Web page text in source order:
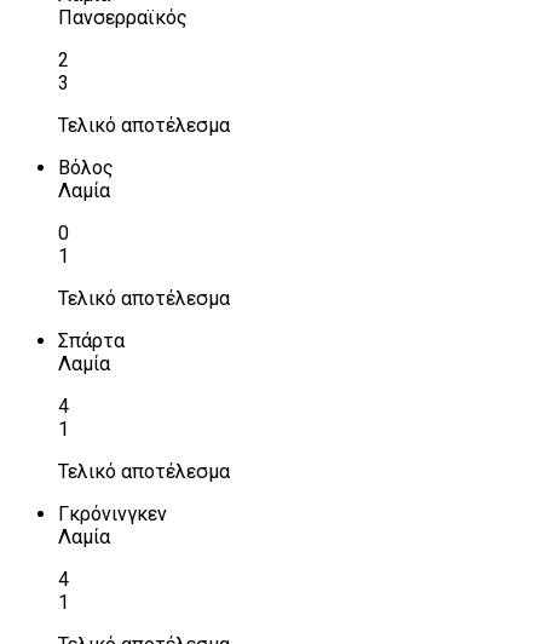
Πανσερραϊκός
2
3
Τελικό αποτέλεσμα
Βόλος
Λαμία
0
1
Τελικό αποτέλεσμα
Σπάρτα
Λαμία
4
1
Τελικό αποτέλεσμα
Γκρόνινγκεν
Λαμία
4
1